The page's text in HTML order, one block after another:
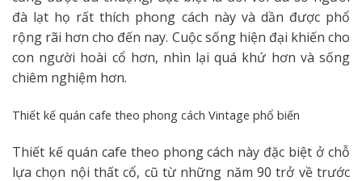
đà lạt họ rất thích phong cách này và dần được phổ
rộng rãi hơn cho đến nay. Cuộc sống hiện đại khiến cho
con người hoài cổ hơn, nhìn lại quá khứ hơn và sống
chiêm nghiệm hơn.
Thiết kế quán cafe theo phong cách Vintage phổ biến
Thiết kế quán cafe theo phong cách này đặc biệt ở chỗ
lựa chọn nội thất cổ, cũ từ những năm 90 trở về trước